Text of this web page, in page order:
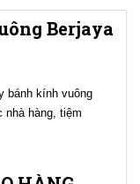
Berjaya
bánh kính vuông
nhà hàng, tiệm